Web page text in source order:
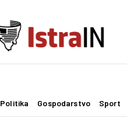
Politika Gospodarstvo Sport